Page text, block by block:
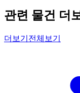
관련 물건 더
더보기 전체보기